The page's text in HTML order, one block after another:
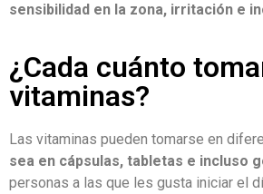
sensibilidad en la zona, irritación e
¿Cada cuánto
vitaminas?
Las vitaminas pueden tomarse en
sea en cápsulas, tabletas e incluso
personas a las que les gusta iniciar el